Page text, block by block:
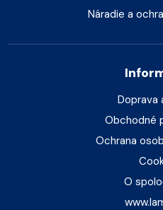
Náradie a
Doprava
Obchodné
Ochrana
O